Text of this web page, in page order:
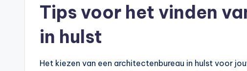
Tips voor het vinden
in hulst
Het kiezen van een architectenbureau in hulst voor